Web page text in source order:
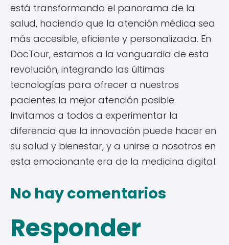
está transformando el panorama de la
salud, haciendo que la atención médica sea
más accesible, eficiente y personalizada. En
DocTour, estamos a la vanguardia de esta
revolución, integrando las últimas
tecnologías para ofrecer a nuestros
pacientes la mejor atención posible.
Invitamos a todos a experimentar la
diferencia que la innovación puede hacer en
su salud y bienestar, y a unirse a nosotros en
esta emocionante era de la medicina digital.
No hay comentarios
Responder